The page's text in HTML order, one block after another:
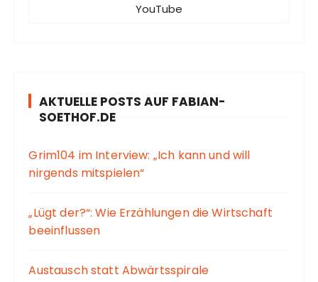
YouTube
AKTUELLE POSTS AUF FABIAN-
SOETHOF.DE
Grim104 im Interview: „Ich kann und will
nirgends mitspielen“
„Lügt der?“: Wie Erzählungen die Wirtschaft
beeinflussen
Austausch statt Abwärtsspirale